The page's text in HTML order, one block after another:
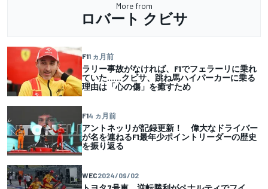
More from
ロバート クビサ
F11 ヵ月前
ラリー事故がなければ、F1でフェラーリに乗れ
ていた……クビサ、跳ね馬ハイパーカーに乗る
理由は「心の傷」を癒すため
F14 ヵ月前
アントネッリが記録更新！ 偉大なドライバー
が名を連ねるF1最年少ポイントリーダーの歴史
を振り返る
WEC2024/09/02